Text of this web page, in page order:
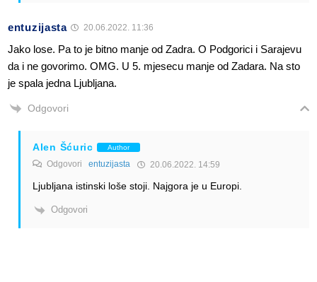
entuzijasta 20.06.2022. 11:36
Jako lose. Pa to je bitno manje od Zadra. O Podgorici i Sarajevu
da i ne govorimo. OMG. U 5. mjesecu manje od Zadara. Na sto
je spala jedna Ljubljana.
Odgovori
Alen Šćuric Author
Odgovori entuzijasta 20.06.2022. 14:59
Ljubljana istinski loše stoji. Najgora je u Europi.
Odgovori